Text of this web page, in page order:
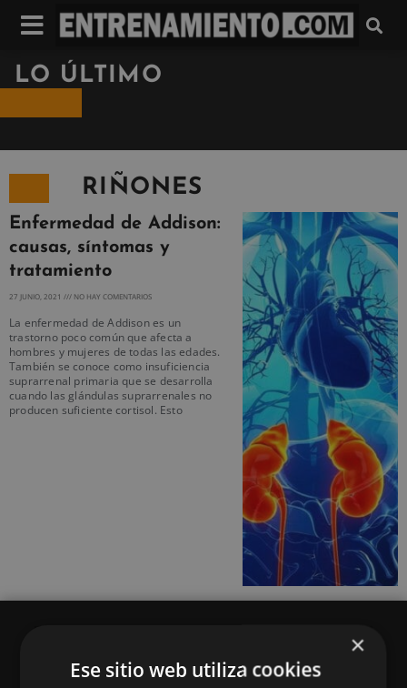
LO ÚLTIMO
RIÑONES
Enfermedad de Addison:
causas, síntomas y
tratamiento
27 JUNIO, 2021 NO HAY COMENTARIOS
La enfermedad de Addison es un
trastorno poco común que afecta a
hombres y mujeres de todas las edades.
También se conoce como insuficiencia
suprarrenal primaria que se desarrolla
cuando las glándulas suprarrenales no
producen suficiente cortisol. Esto
×
Ese sitio web utiliza cookies